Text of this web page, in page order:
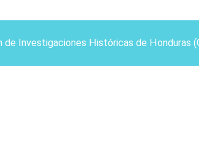
de Investigaciones Históricas de Honduras